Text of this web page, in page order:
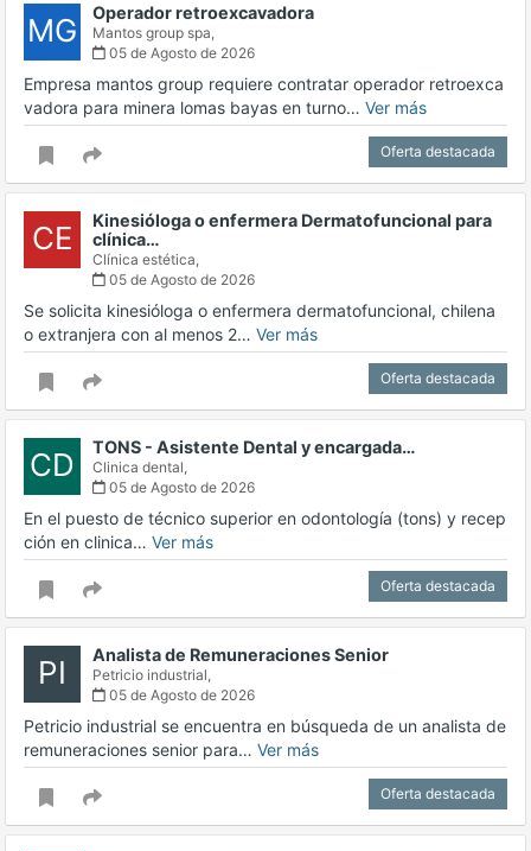
MG Operador retroexcavadora
Mantos group spa,
05 de Agosto de 2026
Empresa mantos group requiere contratar operador retroexca
vadora para minera lomas bayas en turno… Ver más
Oferta destacada
CE
Kinesióloga o enfermera Dermatofuncional para
clínica…
Clínica estética,
05 de Agosto de 2026
Se solicita kinesióloga o enfermera dermatofuncional, chilena
o extranjera con al menos 2… Ver más
Oferta destacada
CD TONS - Asistente Dental y encargada…
Clinica dental,
05 de Agosto de 2026
En el puesto de técnico superior en odontología (tons) y recep
ción en clinica… Ver más
Oferta destacada
PI Analista de Remuneraciones Senior
Petricio industrial,
05 de Agosto de 2026
Petricio industrial se encuentra en búsqueda de un analista de
remuneraciones senior para… Ver más
Oferta destacada